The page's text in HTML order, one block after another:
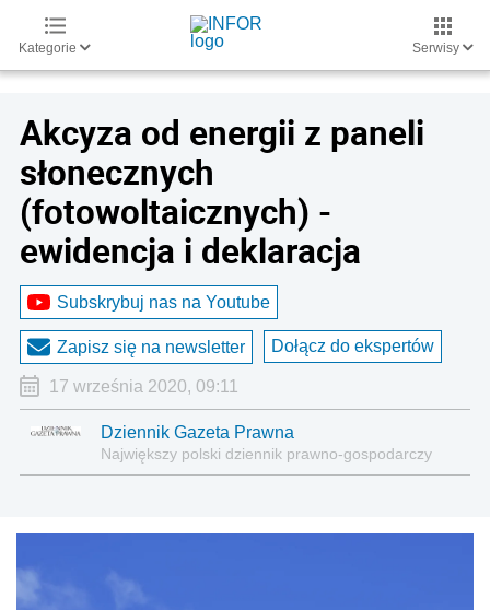
Kategorie Serwisy
Akcyza od energii z paneli
słonecznych
(fotowoltaicznych) -
ewidencja i deklaracja
Subskrybuj nas na Youtube
Zapisz się na newsletter Dołącz do ekspertów
17 września 2020, 09:11
Dziennik Gazeta Prawna
Największy polski dziennik prawno-gospodarczy